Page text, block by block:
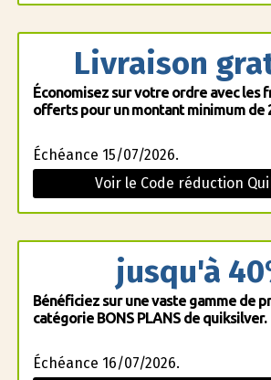
Livraison
Économisez sur votre ordre avec les
offerts pour un montant minimum de
Échéance 15/07/2026.
Voir le Code réduction
jusqu'à
Bénéficiez sur une vaste gamme de
catégorie BONS PLANS de quiksilver.
Échéance 16/07/2026.